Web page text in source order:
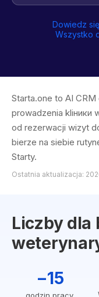
Dowiedz
Wszystko
Starta.one to AI
prowadzenia kliники
od rezerwacji wizyt
bierze na siebie
Starty.
Ostatnia aktualizacja:
Liczby dla
−15